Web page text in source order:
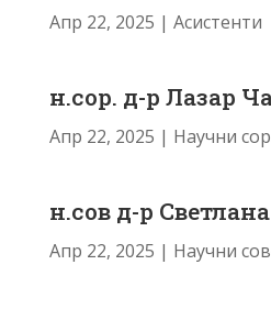
Апр 22, 2025 | Асистенти
н.сор. д-р Лазар
Апр 22, 2025 | Научни
н.сов д-р
Апр 22, 2025 | Научни